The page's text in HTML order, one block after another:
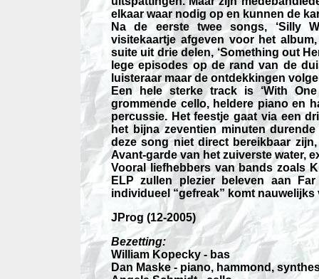
elkaar waar nodig op en kunnen de
Na de eerste twee songs, ‘Silly
visitekaartje afgeven voor het
suite uit drie delen, ‘Something out
lege episodes op de rand van de
luisteraar maar de ontdekkingen
Een hele sterke track is ‘With
grommende cello, heldere piano en
percussie. Het feestje gaat via een
het bijna zeventien minuten
deze song niet direct bereikbaar
Avant-garde van het zuiverste water,
Vooral liefhebbers van bands zoals
ELP zullen plezier beleven aan
individueel “gefreak” komt
JProg (12-2005)
Bezetting:
William Kopecky - bas
Dan Maske - piano, hammond,